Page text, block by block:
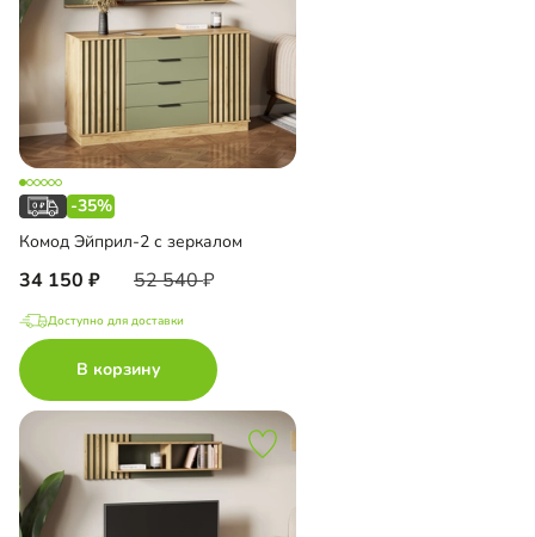
-35%
Комод Эйприл-2 с зеркалом
34 150 52 540
Доступно для доставки
В корзину